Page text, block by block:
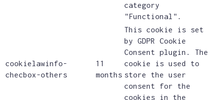
category
"Functional".
cookielawinfo-
checbox-others
11
months
This cookie is set
by GDPR Cookie
Consent plugin. The
cookie is used to
store the user
consent for the
cookies in the